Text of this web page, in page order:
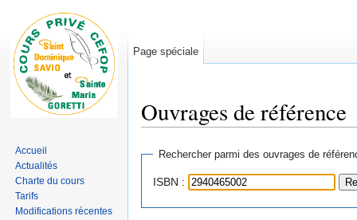
Ouvrages de référence
Rechercher parmi des ouvrages de
ISBN :
Page spéciale
Accueil
Actualités
Charte du cours
Tarifs
Modifications récentes